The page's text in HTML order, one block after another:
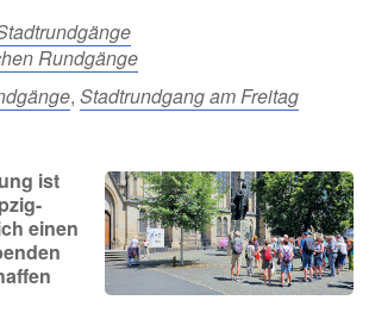
Rundgänge
, Stadtrundgang am Freitag
ist
einen